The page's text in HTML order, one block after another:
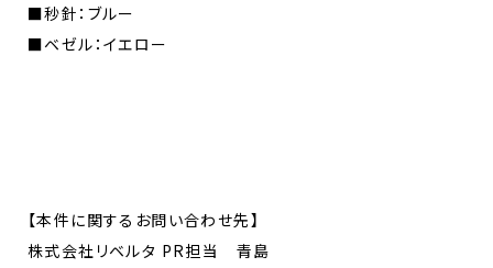
■秒針：ブルー
■ベゼル：イエロー
【本件に関するお問い合わせ先】
株式会社リベルタ PR担当 青島